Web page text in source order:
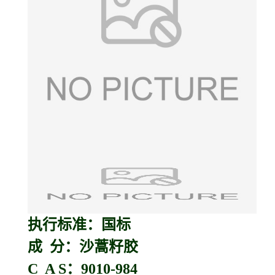
执行标准：国标
成 分：沙蒿籽胶
C A S：9010-984